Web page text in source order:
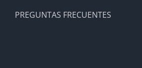
PREGUNTAS FRECUENTES